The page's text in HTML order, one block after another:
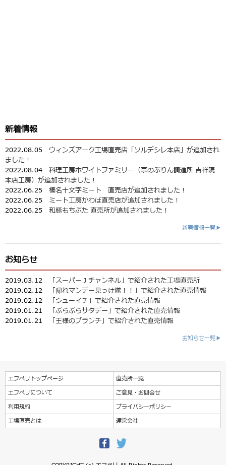
新着情報
2022.08.05 ウィンズアーク工場直売店「ソルデシレ本店」が追加され
ました！
2022.08.04 料理工房ホワイトファミリー（京のぷりん調進所 吉祥院
本店工房）が追加されました！
2022.06.25 榛名十文字ミート 直売店が追加されました！
2022.06.25 ミート工房かわば直売店が追加されました！
2022.06.25 和豚もちぶた 直売所が追加されました！
新着情報一覧▶
お知らせ
2019.03.12
「スーパーＪチャンネル」で紹介された工場直売所
2019.02.12
「帰れマンデー見っけ隊！！」で紹介された直売情報
2019.02.12
「シューイチ」で紹介された直売情報
2019.01.21
「ぶらぶらサタデー」で紹介された直売情報
2019.01.21
「王様のブランチ」で紹介された直売情報
お知らせ一覧▶
エフペリトップページ
直売所一覧
エフペリについて
ご意見・お問合せ
利用規約
プライバシーポリシー
工場直売とは
運営会社